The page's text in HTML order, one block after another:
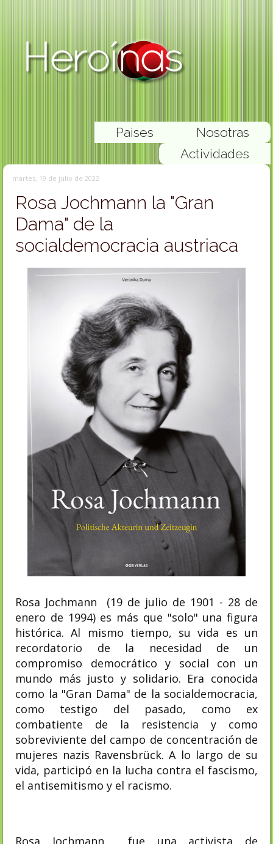
Nosotras
Paises
Actividades
martes, 19 de julio de 2022
Rosa Jochmann la "Gran
Dama" de la
socialdemocracia austriaca
Rosa Jochmann (19 de julio de 1901 - 28 de
enero de 1994) es más que "solo" una figura
histórica. Al mismo tiempo, su vida es un
recordatorio de la necesidad de un
compromiso democrático y social con un
mundo más justo y solidario. Era conocida
como la "Gran Dama" de la socialdemocracia,
como testigo del pasado, como ex
combatiente de la resistencia y como
sobreviviente del campo de concentración de
mujeres nazis Ravensbrück. A lo largo de su
vida, participó en la lucha contra el fascismo,
el antisemitismo y el racismo.
Rosa Jochmann fue una activista de